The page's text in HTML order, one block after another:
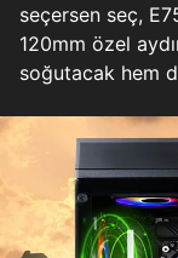
seçersen seç,
120mm özel
soğutacak hem